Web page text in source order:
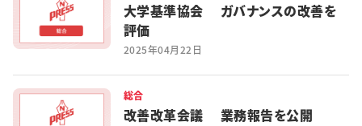
大学基準協会 ガバナンスの改善を
評価
2025年04月22日
総合
改善改革会議 業務報告を公開